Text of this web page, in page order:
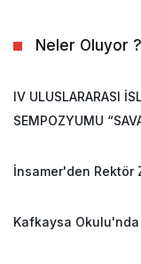
Neler Oluyor ?
IV ULUSLARARASI
SEMPOZYUMU
İnsamer'den Rektör
Kafkaysa